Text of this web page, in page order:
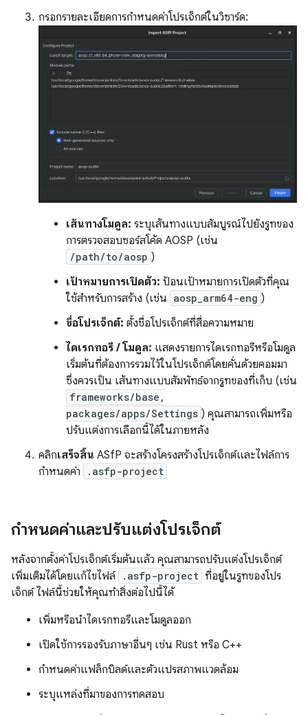
กรอกรายละเอียดการกำหนดค่าโปรเจ็กต์ในวิซาร์ด:
เส้นทางโมดูล: ระบุเส้นทางแบบสัมบูรณ์ไปยังรูทของ
การตรวจสอบซอร์สโค้ด AOSP (เช่น
/path/to/aosp )
เป้าหมายการเปิดตัว: ป้อนเป้าหมายการเปิดตัวที่คุณ
ใช้สำหรับการสร้าง (เช่น aosp_arm64-eng )
ชื่อโปรเจ็กต์: ตั้งชื่อโปรเจ็กต์ที่สื่อความหมาย
ไดเรกทอรี / โมดูล: แสดงรายการไดเรกทอรีหรือโมดูล
เริ่มต้นที่ต้องการรวมไว้ในโปรเจ็กต์โดยคั่นด้วยคอมมา
ซึ่งควรเป็น เส้นทางแบบสัมพัทธ์จากรูทของที่เก็บ (เช่น
frameworks/base,
packages/apps/Settings ) คุณสามารถเพิ่มหรือ
ปรับแต่งการเลือกนี้ได้ในภายหลัง
คลิกเสร็จสิ้น ASfP จะสร้างโครงสร้างโปรเจ็กต์และไฟล์การ
กำหนดค่า
.asfp-project
กำหนดค่าและปรับแต่งโปรเจ็กต์
หลังจากตั้งค่าโปรเจ็กต์เริ่มต้นแล้ว คุณสามารถปรับแต่งโปรเจ็กต์
เพิ่มเติมได้โดยแก้ไขไฟล์ .asfp-project ที่อยู่ในรูทของโปร
เจ็กต์ ไฟล์นี้ช่วยให้คุณทำสิ่งต่อไปนี้ได้
เพิ่มหรือนำไดเรกทอรีและโมดูลออก
เปิดใช้การรองรับภาษาอื่นๆ เช่น Rust หรือ C++
กำหนดค่าแฟล็กบิลด์และตัวแปรสภาพแวดล้อม
ระบุแหล่งที่มาของการทดสอบ